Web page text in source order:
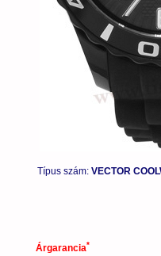
Típus szám: VECTOR
Árgarancia*